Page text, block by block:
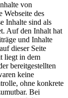
von
Webseite des
Inhalte sind als
Auf den Inhalt hat
und Inhalte
dieser Seite
liegt in dem
bereitgestellten
keine
ohne konkrete
Bei